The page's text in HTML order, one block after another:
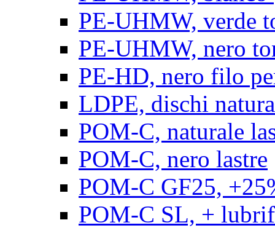
PE-UHMW, verde
PE-UHMW, nero
PE-HD, nero filo
LDPE, dischi
POM-C, naturale
POM-C, nero lastre
POM-C GF25,
POM-C SL, +